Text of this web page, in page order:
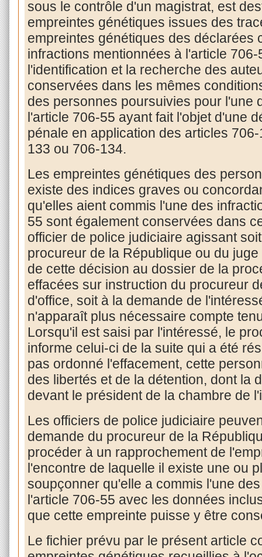
sous le contrôle d'un magistrat, est
empreintes génétiques issues des
empreintes génétiques des déclarées
infractions mentionnées à l'article
l'identification et la recherche des
conservées dans les mêmes
des personnes poursuivies pour l'une
l'article 706-55 ayant fait l'objet d'une
pénale en application des articles
133 ou 706-134.
Les empreintes génétiques des
existe des indices graves ou
qu'elles aient commis l'une des
55 sont également conservées dans
officier de police judiciaire agissant
procureur de la République ou du
de cette décision au dossier de la
effacées sur instruction du procureur
d'office, soit à la demande de
n'apparaît plus nécessaire compte
Lorsqu'il est saisi par l'intéressé, le
informe celui-ci de la suite qui a été
pas ordonné l'effacement, cette
des libertés et de la détention, dont la
devant le président de la chambre de
Les officiers de police judiciaire
demande du procureur de la
procéder à un rapprochement de
l'encontre de laquelle il existe une ou
soupçonner qu'elle a commis l'une
l'article 706-55 avec les données
que cette empreinte puisse y être
Le fichier prévu par le présent article